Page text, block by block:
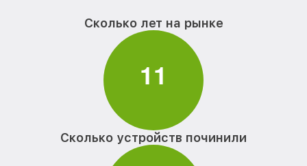
Сколько лет на рынке
11
Сколько устройств починили